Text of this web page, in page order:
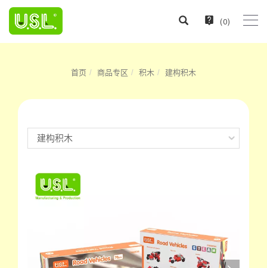
(0)
首页 商品专区 积木 建构积木